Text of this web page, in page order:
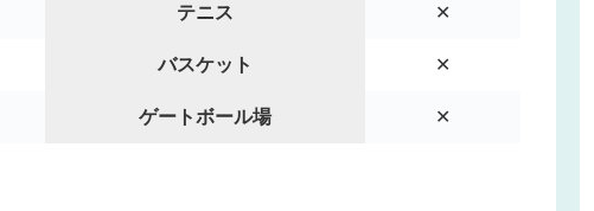
テニス ✕
バスケット ✕
ゲートボール場 ✕